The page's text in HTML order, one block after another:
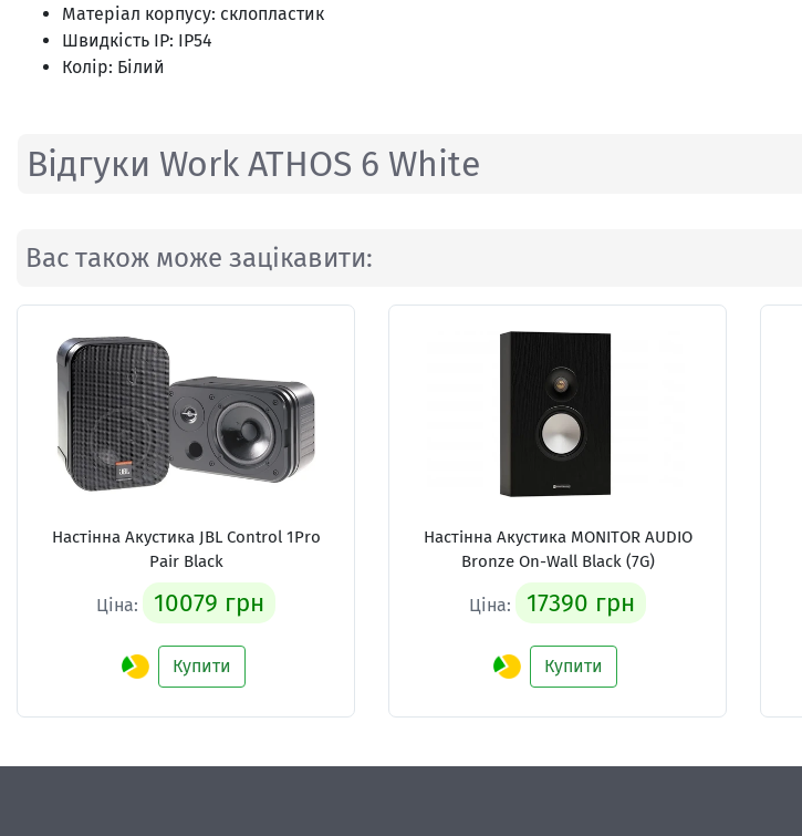
Матеріал корпусу: склопластик
Швидкість IP: IP54
Колір: Білий
Відгуки Work ATHOS 6 White
Вас також може зацікавити:
Настінна Акустика JBL Control 1Pro
Pair Black
Ціна: 10079 грн
Купити
Настінна Акустика MONITOR AUDIO
Bronze On-Wall Black (7G)
Ціна: 17390 грн
Купити